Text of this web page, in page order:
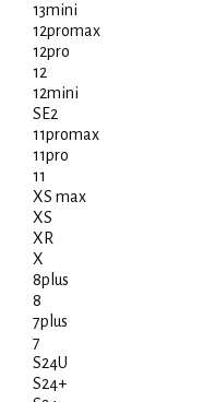
13mini
12promax
12pro
12
12mini
SE2
11promax
11pro
11
XS max
XS
XR
X
8plus
8
7plus
7
S24U
S24+